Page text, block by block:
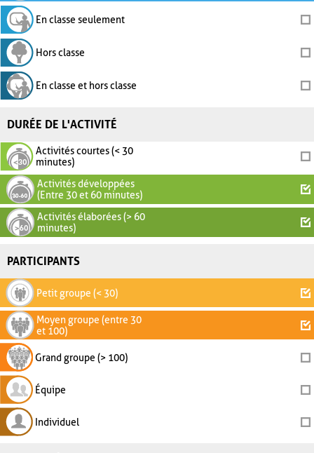
En classe seulement
Hors classe
En classe et hors classe
DURÉE DE L'ACTIVITÉ
Activités courtes (< 30
minutes)
Activités développées
(Entre 30 et 60 minutes)
Activités élaborées (> 60
minutes)
PARTICIPANTS
Petit groupe (< 30)
Moyen groupe (entre 30
et 100)
Grand groupe (> 100)
Équipe
Individuel